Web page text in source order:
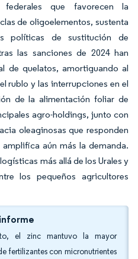
que favorecen la
de oligoelementos, sustenta
políticas de sustitución de
las sanciones de 2024 han
de quelatos, amortiguando al
rublo y las interrupciones en el
de la alimentación foliar de
agro-holdings, junto con
oleaginosas que responden
aún más la demanda.
más allá de los Urales y
los pequeños agricultores
el zinc mantuvo la mayor
fertilizantes con micronutrientes